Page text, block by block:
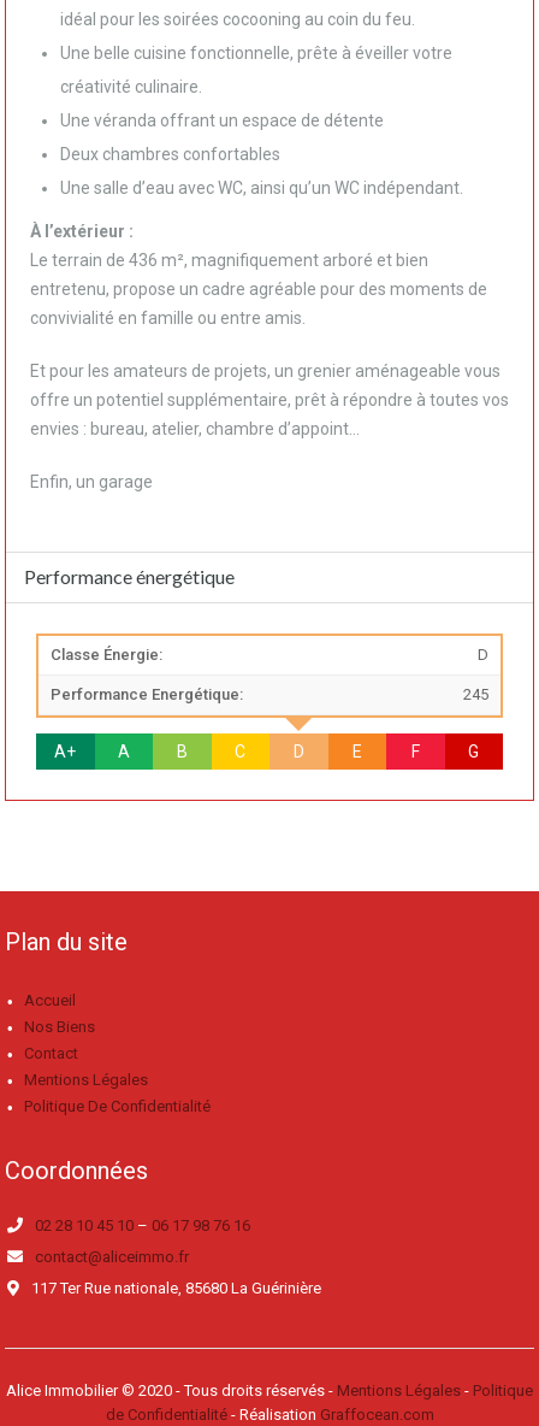
idéal pour les soirées cocooning au coin du feu.
Une belle cuisine fonctionnelle, prête à éveiller votre
créativité culinaire.
Une véranda offrant un espace de détente
Deux chambres confortables
Une salle d’eau avec WC, ainsi qu’un WC indépendant.
À l’extérieur :
Le terrain de 436 m², magnifiquement arboré et bien
entretenu, propose un cadre agréable pour des moments de
convivialité en famille ou entre amis.
Et pour les amateurs de projets, un grenier aménageable vous
offre un potentiel supplémentaire, prêt à répondre à toutes vos
envies : bureau, atelier, chambre d’appoint…
Enfin, un garage
Performance énergétique
Classe Énergie: D
Performance Energétique: 245
A+ A B C D E F G
Plan du site
Accueil
Nos Biens
Contact
Mentions Légales
Politique De Confidentialité
Coordonnées
02 28 10 45 10 – 06 17 98 76 16
contact@aliceimmo.fr
117 Ter Rue nationale, 85680 La Guérinière
Alice Immobilier © 2020 - Tous droits réservés - Mentions Légales - Politique
de Confidentialité- Réalisation Graffocean.com